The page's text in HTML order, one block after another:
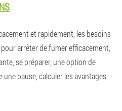
et rapidement, les besoins
arrêter de fumer efficacement,
se préparer, une option de
pause, calculer les avantages.